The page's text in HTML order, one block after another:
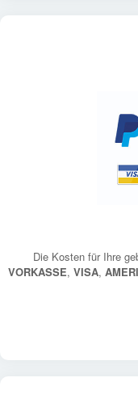
Die Kosten für Ihre
VORKASSE, VISA,